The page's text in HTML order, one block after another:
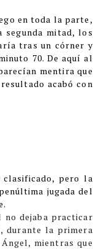
en toda la parte,
segunda mitad, los
tras un córner y
70. De aquí al
mentira que
acabó con
pero la
jugada del
no dejaba practicar
durante la primera
mientras que